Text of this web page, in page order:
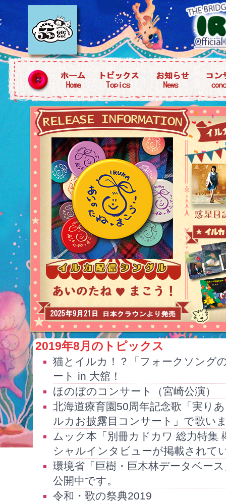
2019年8月のトピックス
猫とイルカ！？「フォークソング
ート in 大舘！
ほのぼのコンサート（宮崎公演）
北海道療育園50周年記念歌「実り
ルカお披露目コンサート」で歌い
ムック本「別冊カドカワ 総力特集
シャルインタビューが掲載されて
環境省「巨樹・巨木林データベー
公開中です。
令和・歌の祭典2019